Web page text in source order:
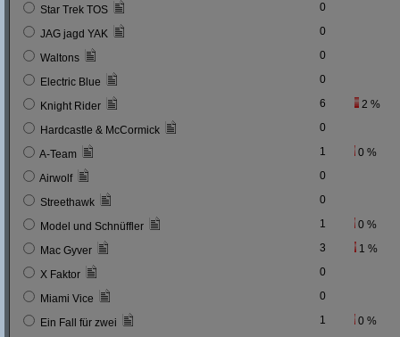
Star Trek TOS 0
JAG jagd YAK 0
Waltons 0
Electric Blue 0
Knight Rider 6 2 %
Hardcastle & McCormick 0
A-Team 1 0 %
Airwolf 0
Streethawk 0
Model und Schnüffler 1 0 %
Mac Gyver 3 1 %
X Faktor 0
Miami Vice 0
Ein Fall für zwei 1 0 %